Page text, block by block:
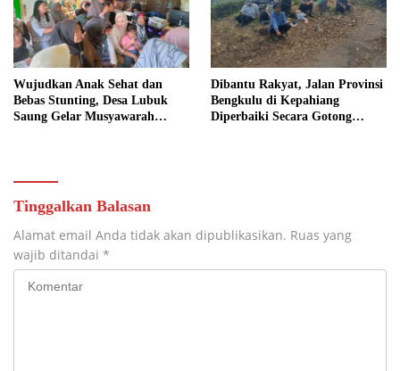
Wujudkan Anak Sehat dan
Bebas Stunting, Desa Lubuk
Saung Gelar Musyawarah
Dibantu Rakyat, Jalan Provinsi
Bengkulu di Kepahiang
Diperbaiki Secara Gotong
Tinggalkan Balasan
Alamat email Anda tidak akan dipublikasikan. Ruas yang
wajib ditandai *